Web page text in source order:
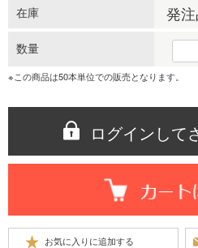
在庫 発
数量
※この商品は50本単位での販売となります。
ログインして